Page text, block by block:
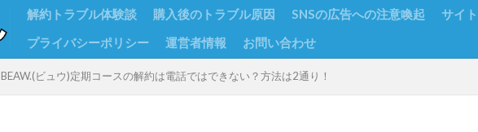
解約トラブル体験談 購入後のトラブル原因 SNSの広告への注意喚起
サイ
プライバシーポリシー
運営者情報 お問い合わせ
BEAW.(ビュウ)定期コースの解約は電話ではできない？方法は2通り！